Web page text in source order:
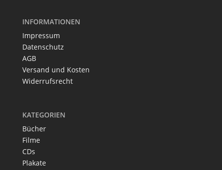
INFORMATIONEN
Impressum
Datenschutz
AGB
Versand und Kosten
Widerrufsrecht
KATEGORIEN
Bücher
Filme
CDs
Plakate